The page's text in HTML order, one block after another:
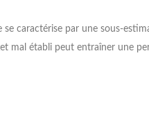
se caractérise par une sous-
mal établi peut entraîner une